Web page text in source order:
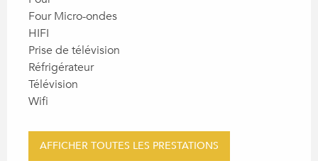
Four Micro-ondes
HIFI
Prise de télévision
Réfrigérateur
Télévision
Wifi
AFFICHER TOUTES LES PRESTATIONS